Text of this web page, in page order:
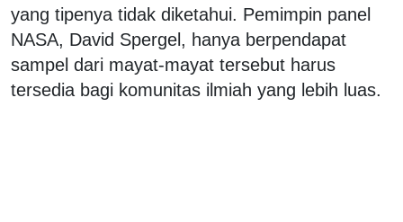
yang tipenya tidak diketahui. Pemimpin panel
NASA, David Spergel, hanya berpendapat
sampel dari mayat-mayat tersebut harus
tersedia bagi komunitas ilmiah yang lebih luas.